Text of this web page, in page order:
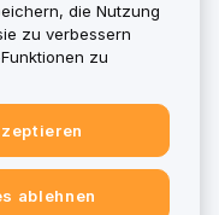
Lizenz.
die Nutzung
zu verbessern
zu
ablehnen